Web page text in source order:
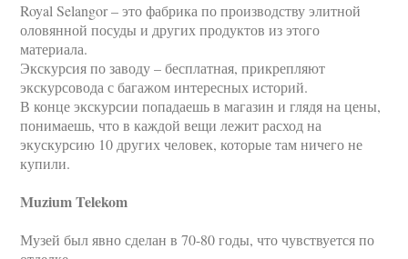
Royal Selangor – это фабрика по производству элитной
оловянной посуды и других продуктов из этого
материала.
Экскурсия по заводу – бесплатная, прикрепляют
экскурсовода с багажом интересных историй.
В конце экскурсии попадаешь в магазин и глядя на цены,
понимаешь, что в каждой вещи лежит расход на
экускурсию 10 других человек, которые там ничего не
купили.
Muzium Telekom
Музей был явно сделан в 70-80 годы, что чувствуется по